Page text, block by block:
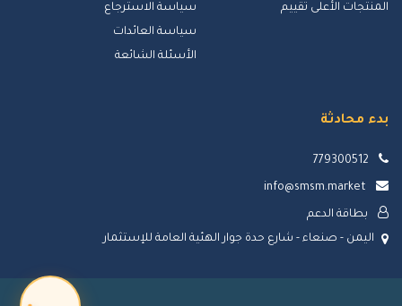
المنتجات الأعلى تقييم
سياسة الاسترجاع
سياسة العائدات
الأسئلة الشائعة
بدء محادثة
779300512
info@smsm.market
بطاقة الدعم
اليمن - صنعاء - شارع حدة جوار الهئية العامة للإستثمار